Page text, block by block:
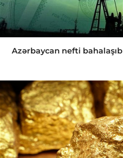
Azərbaycan nefti bahalaşıb